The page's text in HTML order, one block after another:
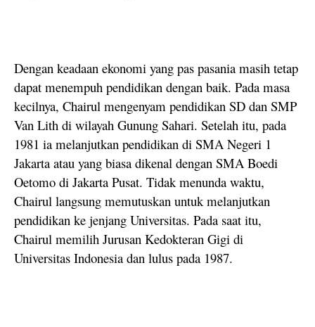
Dengan keadaan ekonomi yang pas pasania masih tetap
dapat menempuh pendidikan dengan baik. Pada masa
kecilnya, Chairul mengenyam pendidikan SD dan SMP
Van Lith di wilayah Gunung Sahari. Setelah itu, pada
1981 ia melanjutkan pendidikan di SMA Negeri 1
Jakarta atau yang biasa dikenal dengan SMA Boedi
Oetomo di Jakarta Pusat. Tidak menunda waktu,
Chairul langsung memutuskan untuk melanjutkan
pendidikan ke jenjang Universitas. Pada saat itu,
Chairul memilih Jurusan Kedokteran Gigi di
Universitas Indonesia dan lulus pada 1987.